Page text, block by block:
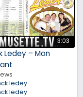
3:03
Ledey – Mon
ledey
ledey